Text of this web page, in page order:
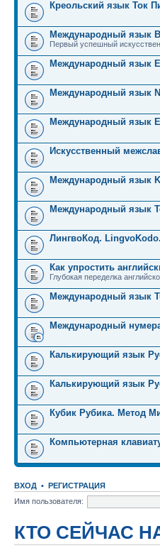
Креольский язык Ток
Международный язык
Первый успешный
Международный язык
Международный язык
Международный язык
Искусственный
Международный язык
Международный язык
ЛингвоКод.
Как упростить
Глубокая переделка
Международный язык
Международный
Калькирующий язык
Калькирующий язык
Кубик Рубика. Метод
Компьютерная
ВХОД • РЕГИСТРАЦИЯ
Имя пользователя:
КТО СЕЙЧАС